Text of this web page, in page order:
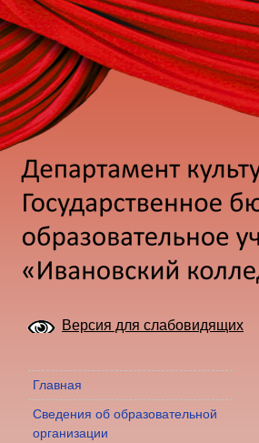
Версия для слабовидящих
Главная
Сведения об образовательной
организации